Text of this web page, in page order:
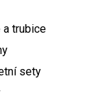
a trubice
sety